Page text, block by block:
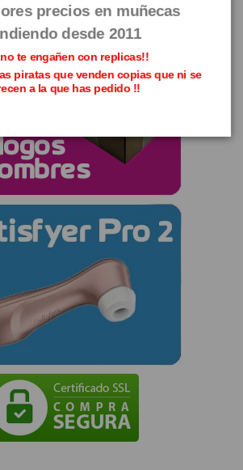
precios en muñecas
desde 2011
te engañen con replicas!!
piratas que venden copias que ni se
a la que has pedido !!